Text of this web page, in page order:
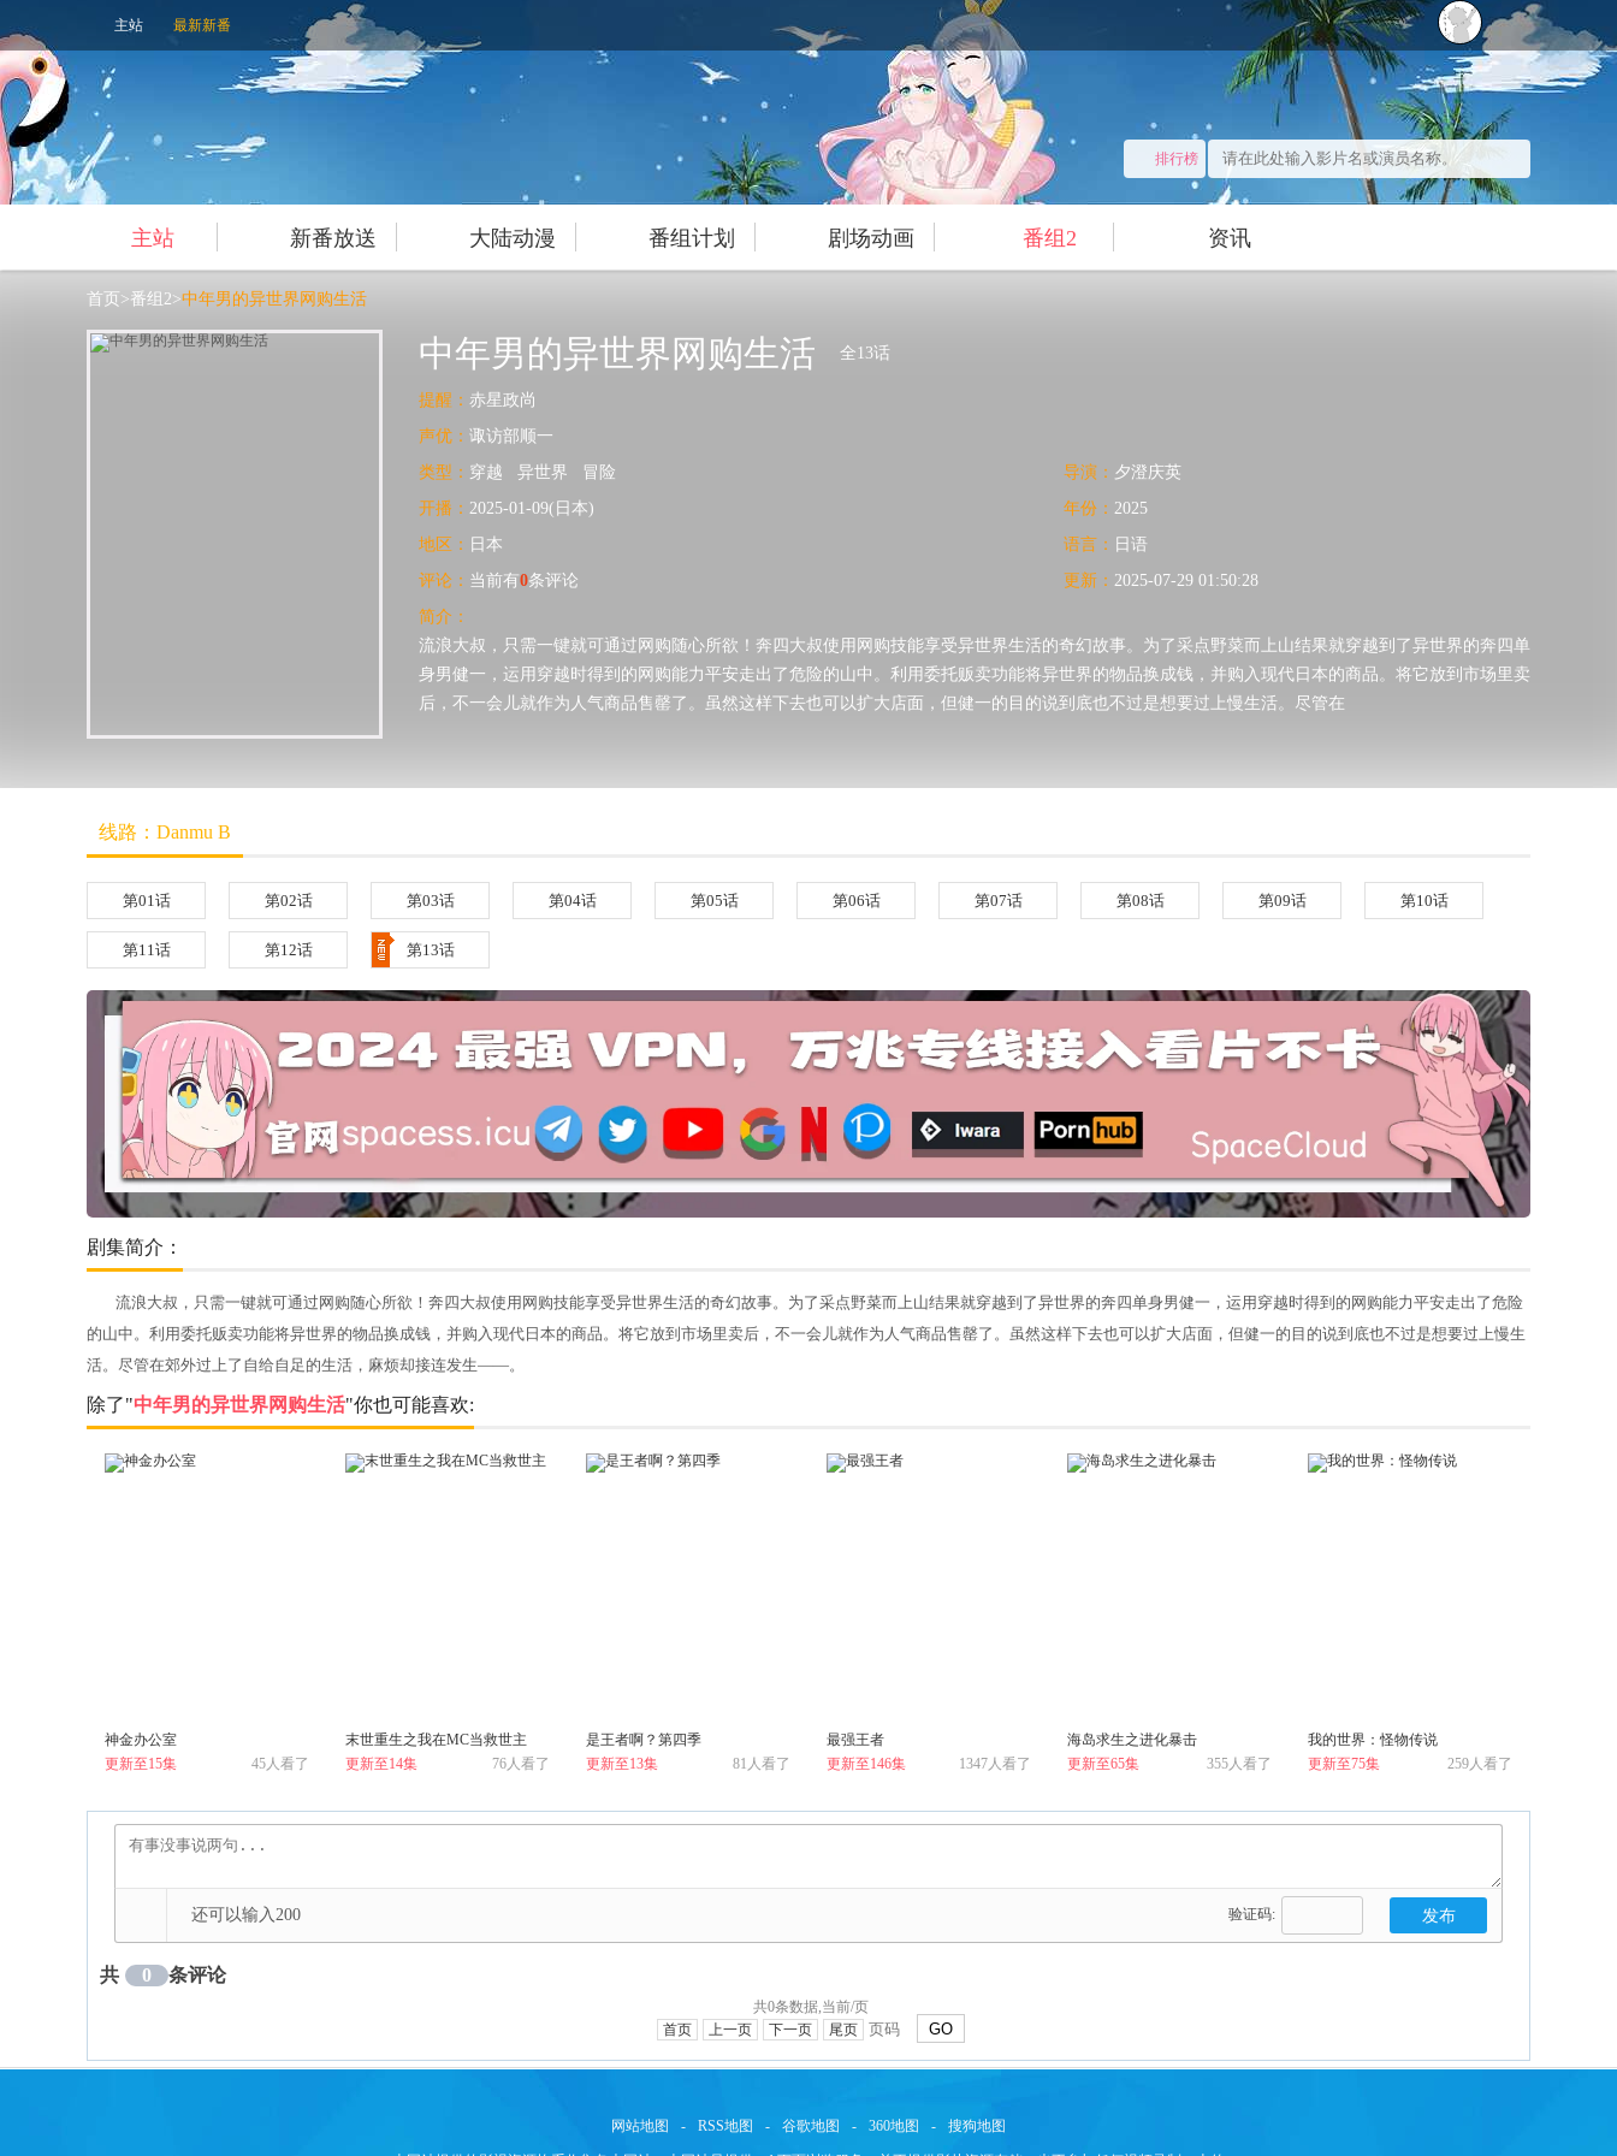
主站 最新新番
排行榜
主站 新番放送 大陆动漫 番组计划 剧场动画 番组2 资讯
首页 >番组2>中年男的异世界网购生活
中年男的异世界网购生活 全13话
提醒： 赤星政尚
声优： 诹访部顺一
类型： 穿越 异世界 冒险 导演： 夕澄庆英
开播： 2025-01-09(日本) 年份： 2025
地区： 日本 语言： 日语
评论： 当前有0条评论 更新： 2025-07-29 01:50:28
简介：
流浪大叔，只需一键就可通过网购随心所欲！奔四大叔使用网购技能享受异世界生活的奇幻故事。为了采点野菜而上山结果就穿越到了异世界的奔四单
身男健一，运用穿越时得到的网购能力平安走出了危险的山中。利用委托贩卖功能将异世界的物品换成钱，并购入现代日本的商品。将它放到市场里卖
后，不一会儿就作为人气商品售罄了。虽然这样下去也可以扩大店面，但健一的目的说到底也不过是想要过上慢生活。尽管在
线路：Danmu B
第01话 第02话 第03话 第04话 第05话 第06话 第07话 第08话 第09话 第10话
第11话 第12话 第13话
剧集简介：
流浪大叔，只需一键就可通过网购随心所欲！奔四大叔使用网购技能享受异世界生活的奇幻故事。为了采点野菜而上山结果就穿越到了异世界的奔四单身男健一，运用穿越时得到的网购能力平安走出了危险
的山中。利用委托贩卖功能将异世界的物品换成钱，并购入现代日本的商品。将它放到市场里卖后，不一会儿就作为人气商品售罄了。虽然这样下去也可以扩大店面，但健一的目的说到底也不过是想要过上慢生
活。尽管在郊外过上了自给自足的生活，麻烦却接连发生——。
除了"中年男的异世界网购生活"你也可能喜欢:
神金办公室
更新至15集
45人看了
末世重生之我在MC当救世主
更新至14集
76人看了
是王者啊？第四季
更新至13集
81人看了
最强王者
更新至146集
1347人看了
海岛求生之进化暴击
更新至65集
355人看了
我的世界：怪物传说
更新至75集
259人看了
还可以输入200 验证码:
共 0 条评论
共0条数据,当前/页
首页
上一页 下一页 尾页 GO
网站地图 - RSS地图 - 谷歌地图 - 360地图 - 搜狗地图